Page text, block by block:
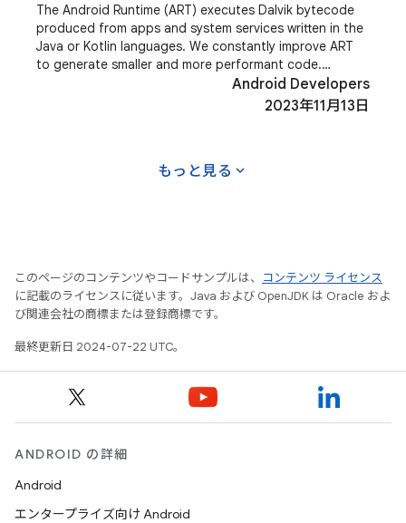
The Android Runtime (ART) executes Dalvik bytecode
produced from apps and system services written in the
Java or Kotlin languages. We constantly improve ART
to generate smaller and more performant code.
Improving ART makes the system andAndroid Developers
2023年11月13日
もっと見る expand_more
このページのコンテンツやコードサンプルは、
コンテンツ ライセンス
に記載のライセンスに従います。Java および OpenJDK は Oracle およ
び関連会社の商標または登録商標です。
最終更新日 2024-07-22 UTC。
ANDROID の詳細
Android
エンタープライズ向け Android